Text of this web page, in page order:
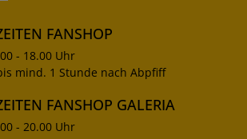
FANSHOP
- 18.00 Uhr
mind. 1 Stunde nach Abpfiff
FANSHOP GALERIA
- 20.00 Uhr